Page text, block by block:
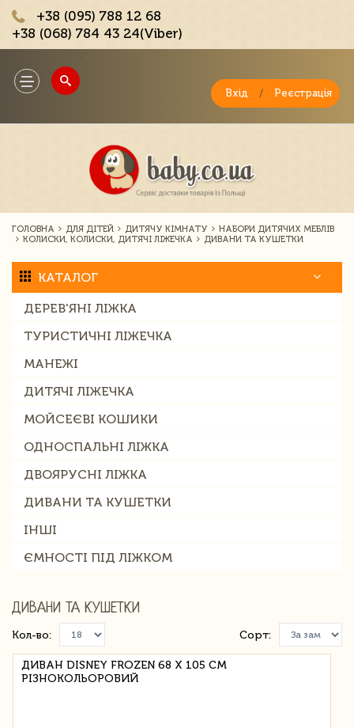
+38 (095) 788 12 68
+38 (068) 784 43 24(Viber)
Toggle
navigation
Вхід / Реєстрація
ГОЛОВНА ДЛЯ ДІТЕЙ ДИТЯЧУ КІМНАТУ
НАБОРИ ДИТЯЧИХ МЕБЛІВ
КОЛИСКИ, КОЛИСКИ, ДИТЯЧІ ЛІЖЕЧКА
ДИВАНИ ТА КУШЕТКИ
КАТАЛОГ
ДЕРЕВ'ЯНІ ЛІЖКА
ТУРИСТИЧНІ ЛІЖЕЧКА
МАНЕЖІ
ДИТЯЧІ ЛІЖЕЧКА
МОЙСЕЄВІ КОШИКИ
ОДНОСПАЛЬНІ ЛІЖКА
ДВОЯРУСНІ ЛІЖКА
ДИВАНИ ТА КУШЕТКИ
ІНШІ
ЄМНОСТІ ПІД ЛІЖКОМ
ДИВАНИ ТА КУШЕТКИ
Кол-во: Сорт:
ДИВАН DISNEY FROZEN 68 Х 105 СМ
РІЗНОКОЛЬОРОВИЙ